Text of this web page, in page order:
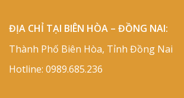
ĐỊA CHỈ TẠI BIÊN HÒA – ĐỒNG NAI:
Thành Phố Biên Hòa, Tỉnh Đồng Nai
Hotline: 0989.685.236